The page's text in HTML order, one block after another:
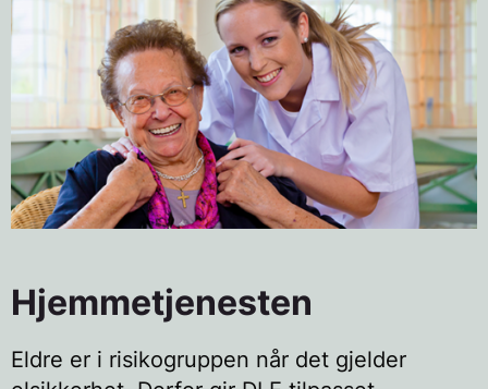
Hjemmetjenesten
Eldre er i risikogruppen når det gjelder